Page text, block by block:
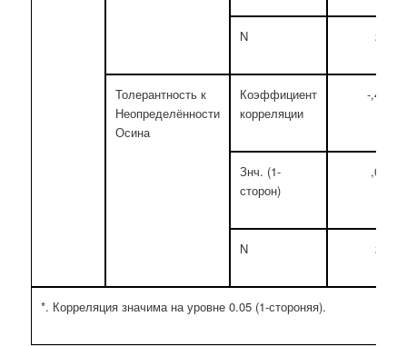
N 25
Толерантность к
Неопределённости
Осина
Коэффициент
корреляции
-,438
Знч. (1-
сторон)
,014
N 25
*. Корреляция значима на уровне 0.05 (1-стороняя).